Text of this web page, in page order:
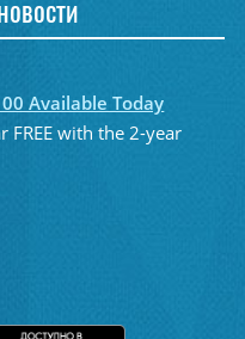
Available Today
FREE with the 2-year